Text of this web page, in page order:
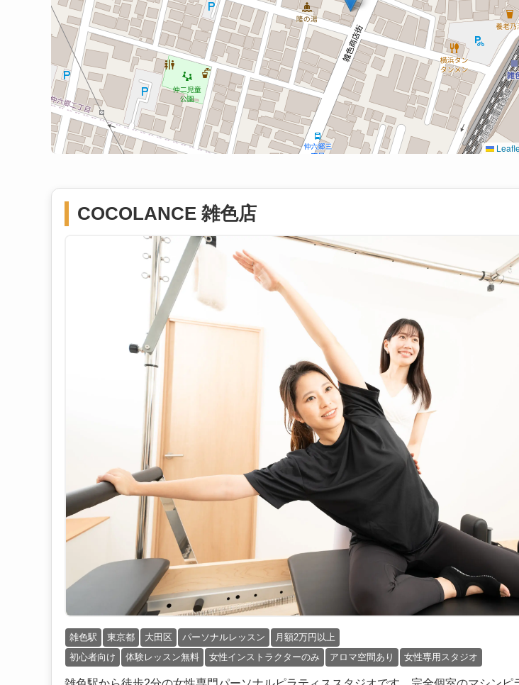
COCOLANCE 雑色店
雑色駅 東京都 大田区 パーソナルレッスン
月額2万円以上
初心者向け
体験レッスン無料 女性インストラクターのみ アロマ空間あり 女性専用スタジオ